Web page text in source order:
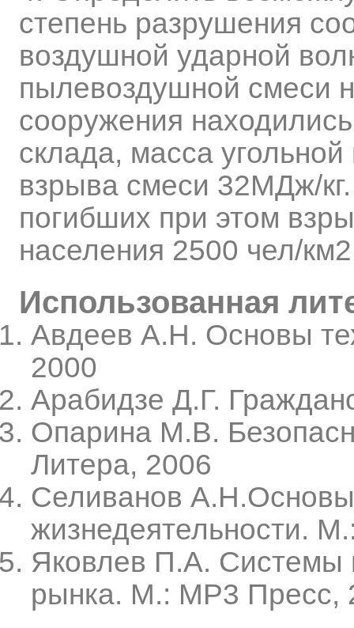
степень разрушения
воздушной ударной
пылевоздушной смеси
сооружения
склада, масса
взрыва смеси 32МДж/
погибших при этом
населения 2500 чел/
Использованная
Авдеев А.Н. Основы
2000
Арабидзе Д.Г.
Опарина М.В.
Литера, 2006
Селиванов А.Н.Основы
жизнедеятельности.
Яковлев П.А. Системы
рынка. М.: МР3 Пресс,